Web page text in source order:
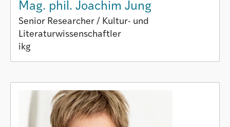
Mag. phil. Joachim Jung
Senior Researcher / Kultur- und
Literaturwissenschaftler
ikg